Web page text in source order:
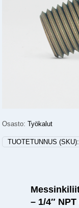
Osasto:Työkalut
TUOTETUNNUS
– 1/4″